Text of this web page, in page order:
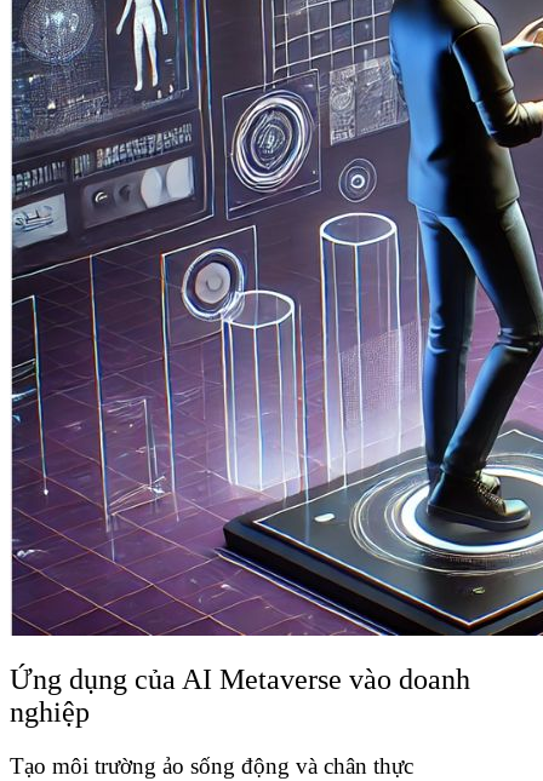
Ứng dụng của AI Metaverse vào doanh
nghiệp
Tạo môi trường ảo sống động và chân thực